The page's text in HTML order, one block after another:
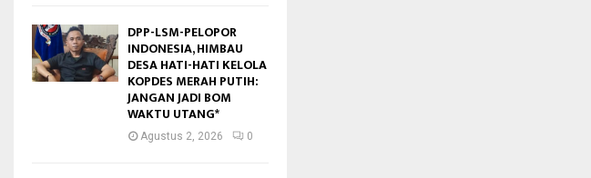
DPP-LSM-PELOPOR
INDONESIA, HIMBAU
DESA HATI-HATI KELOLA
KOPDES MERAH PUTIH:
JANGAN JADI BOM
WAKTU UTANG*
Agustus 2, 2026 0